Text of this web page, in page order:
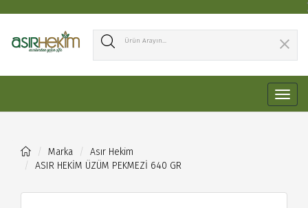
Marka
Asır Hekim
ASIR HEKİM ÜZÜM PEKMEZİ 640 GR